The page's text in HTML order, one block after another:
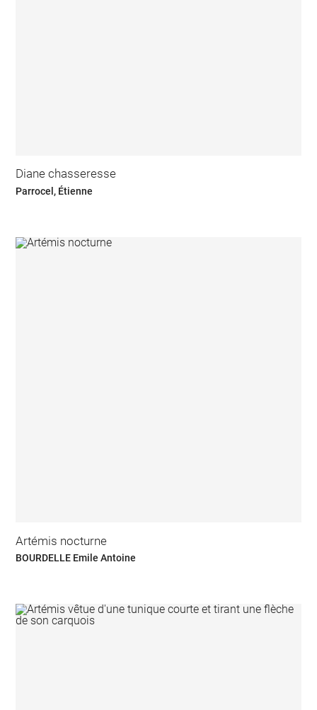
Diane chasseresse
Parrocel, Étienne
Artémis nocturne
BOURDELLE Emile Antoine